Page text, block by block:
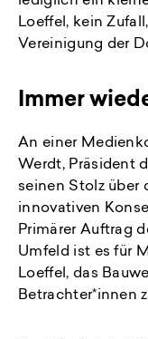
Loeffel, kein
Vereinigung der
Immer
An einer
Werdt, Präsident
seinen Stolz über
innovativen
Primärer Auftrag
Umfeld ist es für
Loeffel, das
Betrachter*innen